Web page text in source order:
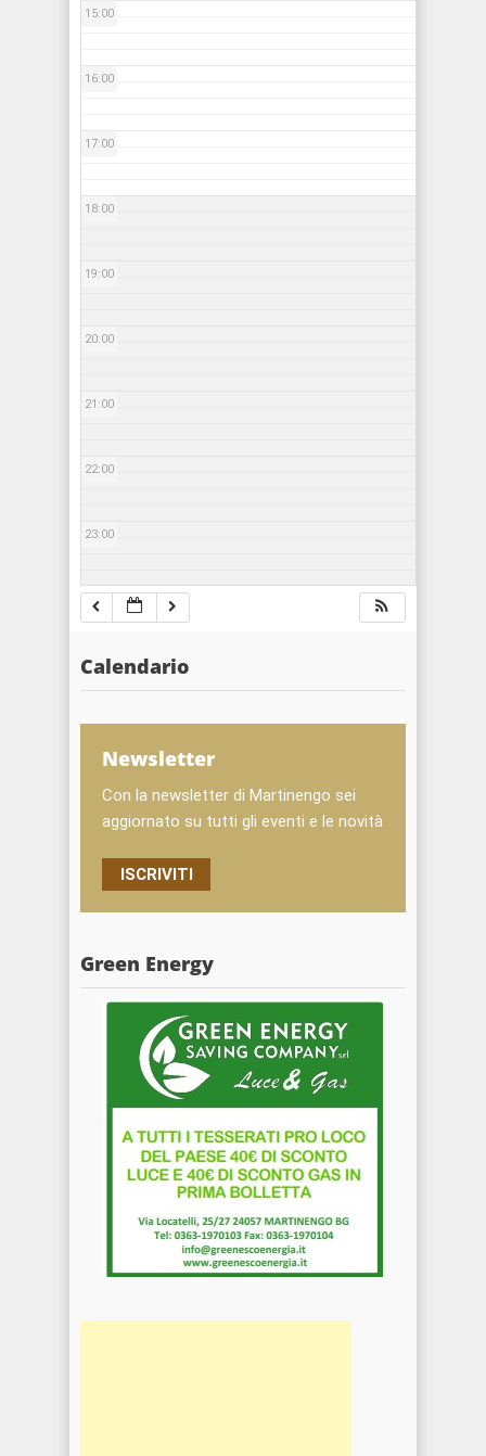
15:00
16:00
17:00
18:00
19:00
20:00
21:00
22:00
23:00
Calendario
Newsletter
Con la newsletter di Martinengo sei
aggiornato su tutti gli eventi e le novità
ISCRIVITI
Green Energy